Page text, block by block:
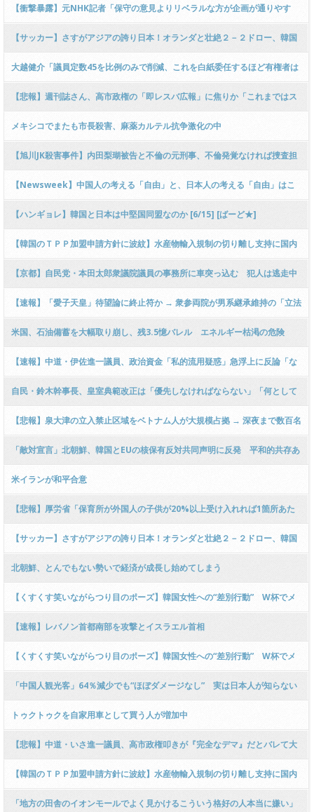
［6/15］ [仮面ウニダー★]
【衝撃暴露】元NHK記者「保守の意見よりリベラルな方が企画が通りやす
い！」 ｗｗｗｗｗｗｗｗｗｗｗｗｗｗｗｗｗｗｗ
【サッカー】さすがアジアの誇り日本！オランダと壮絶２－２ドロー、韓国
ファンも大白熱 大谷も呼ぼう 韓日戦を見たい
大越健介「議員定数45を比例のみで削減、これを白紙委任するほど有権者は
高市に託したのか？」
【悲報】週刊誌さん、高市政権の「即レスバ広報」に焦りか「これまではス
ルーされた報道に細かく事実を反論してくる！」との愚痴記事がネットで話
題に → ｗｗｗｗｗｗｗｗｗｗｗｗ
メキシコでまたも市長殺害、麻薬カルテル抗争激化の中
【旭川JK殺害事件】内田梨瑚被告と不倫の元刑事、不倫発覚なければ捜査担
当のままだった可能性が報道される → ………
【Newsweek】中国人の考える「自由」と、日本人の考える「自由」はこ
んなに違う
【ハンギョレ】韓国と日本は中堅国同盟なのか [6/15] [ばーど★]
【韓国のＴＰＰ加盟申請方針に波紋】水産物輸入規制の切り離し支持に国内
の漁業者への配慮や自由貿易の原則をめぐる疑問
【京都】自民党・本田太郎衆議院議員の事務所に車突っ込む 犯人は逃走中
けが人なし 舞鶴市
【速報】「愛子天皇」待望論に終止符か → 衆参両院が男系継承維持の「立法
府の総意」を決定「悠仁親王殿下の皇位継承」を確認 ｗｗｗｗｗｗｗｗｗｗ
ｗｗｗｗｗｗ
米国、石油備蓄を大幅取り崩し、残3.5憶バレル エネルギー枯渇の危険
「ガソリンスタンドへ重大影響迫る」と専門家警告(FOXnews)
【速報】中道・伊佐進一議員、政治資金「私的流用疑惑」急浮上に反論「な
んでも説明する！」「プライベート使用一切ない！」 → ﾈｯﾄ「肝心なコレに
は何で答えないの？」ｗｗｗ
自民・鈴木幹事長、皇室典範改正は「優先しなければならない」「何として
も今国会で成立させなければ」
【悲報】泉大津の立入禁止区域をベトナム人が大規模占拠 → 深夜まで数百名
がテント持込で魚釣り → 指摘されたベトナム人「かんけない！」 → ﾈｯﾄ「密
猟」
「敵対宣言」北朝鮮、韓国とEUの核保有反対共同声明に反発 平和的共存あ
り得ぬとも
米イランが和平合意
【悲報】厚労省「保育所が外国人の子供が20%以上受け入れれば1箇所あた
り補助金773万あげる！」 → ﾈｯﾄ「外国人ファーストか？」「日本語が通じ
ないは金で解決しない！」
【サッカー】さすがアジアの誇り日本！オランダと壮絶２－２ドロー、韓国
ファンも大白熱 大谷も呼ぼう 韓日戦を見たい［6/15］ [仮面ウニダー★]
北朝鮮、とんでもない勢いで経済が成長し始めてしまう
【くすくす笑いながらつり目のポーズ】韓国女性への“差別行動” W杯でメ
キシコ男性が物議…正体は業界団体会長、解任へ
【速報】レバノン首都南部を攻撃とイスラエル首相
【くすくす笑いながらつり目のポーズ】韓国女性への“差別行動” W杯でメ
キシコ男性が物議…正体は業界団体会長、解任へ
「中国人観光客」64％減少でも“ほぼダメージなし” 実は日本人が知らない
「京都」に外国人が集まるワケ
トゥクトゥクを自家用車として買う人が増加中
【悲報】中道・いさ進一議員、高市政権叩きが『完全なデマ』だとバレて大
炎上 → その後の“まさかの行動”に批判殺到 ｗｗｗｗｗｗｗｗｗｗｗｗｗｗ
ｗｗｗｗｗ
【韓国のＴＰＰ加盟申請方針に波紋】水産物輸入規制の切り離し支持に国内
の漁業者への配慮や自由貿易の原則をめぐる疑問
「地方の田舎のイオンモールでよく見かけるこういう格好の人本当に嫌い」